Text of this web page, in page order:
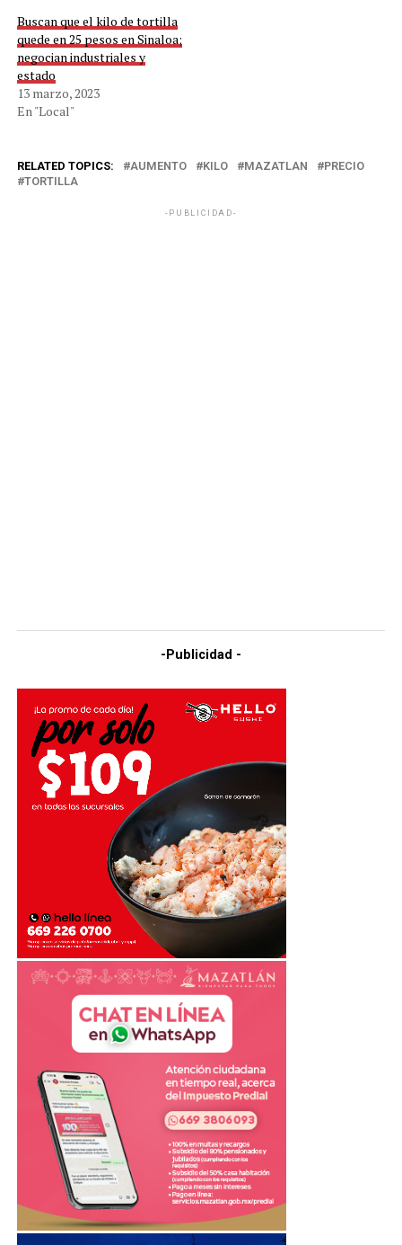
Buscan que el kilo de tortilla
quede en 25 pesos en Sinaloa;
negocian industriales y
estado
13 marzo, 2023
En "Local"
RELATED TOPICS: AUMENTO KILO MAZATLAN
PRECIO
TORTILLA
-PUBLICIDAD-
-Publicidad -